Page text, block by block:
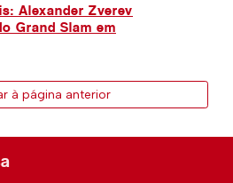
Alexander Zverev
Grand Slam em
à página anterior